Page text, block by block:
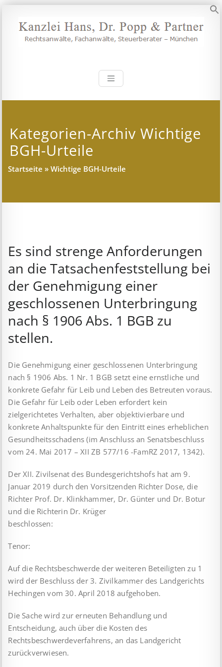
Inhalt
springen
Kanzlei Hans,
Kategorien-Archiv Wichtige
BGH-Urteile
Startseite »Wichtige BGH-Urteile
Es sind strenge Anforderungen
an die Tatsachenfeststellung bei
der Genehmigung einer
geschlossenen Unterbringung
nach § 1906 Abs. 1 BGB zu
stellen.
Die Genehmigung einer geschlossenen Unterbringung
nach § 1906 Abs. 1 Nr. 1 BGB setzt eine ernstliche und
konkrete Gefahr für Leib und Leben des Betreuten voraus.
Die Gefahr für Leib oder Leben erfordert kein
zielgerichtetes Verhalten, aber objektivierbare und
konkrete Anhaltspunkte für den Eintritt eines erheblichen
Gesundheitsschadens (im Anschluss an Senatsbeschluss
vom 24. Mai 2017 – XII ZB 577/16 -FamRZ 2017, 1342).
Der XII. Zivilsenat des Bundesgerichtshofs hat am 9.
Januar 2019 durch den Vorsitzenden Richter Dose, die
Richter Prof. Dr. Klinkhammer, Dr. Günter und Dr. Botur
und die Richterin Dr. Krüger
beschlossen:
Tenor:
Auf die Rechtsbeschwerde der weiteren Beteiligten zu 1
wird der Beschluss der 3. Zivilkammer des Landgerichts
Hechingen vom 30. April 2018 aufgehoben.
Die Sache wird zur erneuten Behandlung und
Entscheidung, auch über die Kosten des
Rechtsbeschwerdeverfahrens, an das Landgericht
zurückverwiesen.